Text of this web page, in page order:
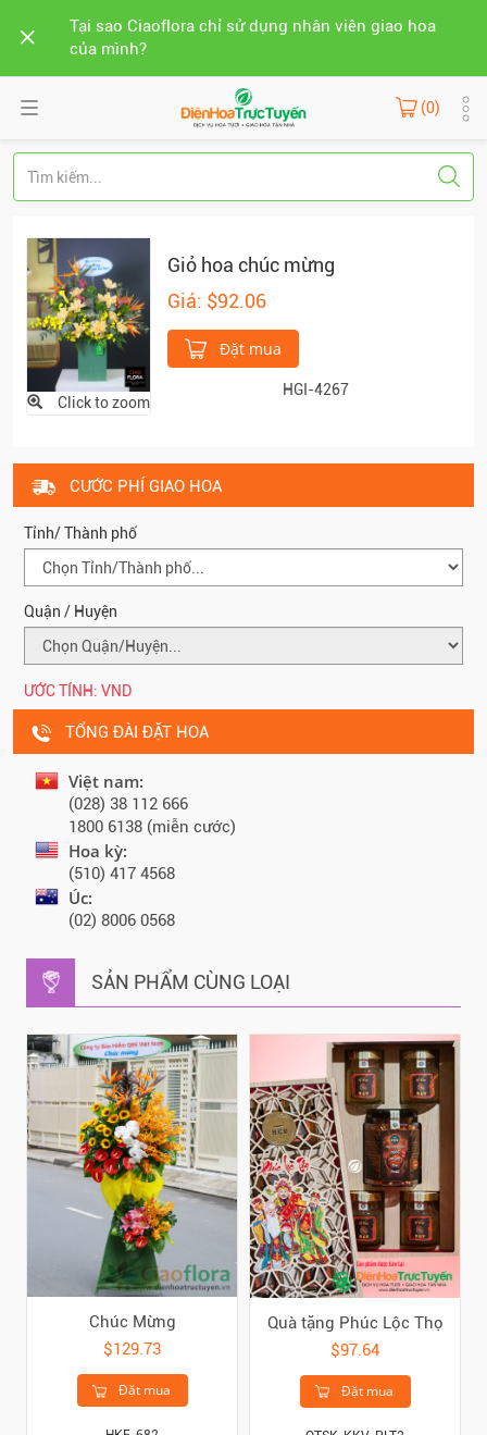
Tại sao Ciaoflora chỉ sử dụng nhân viên giao hoa
của mình?
(0)
Click to zoom
Giỏ hoa chúc mừng
Giá: $92.06
Đặt mua
HGI-4267
CƯỚC PHÍ GIAO HOA
Tỉnh/ Thành phố
Quận / Huyện
ƯỚC TÍNH: VND
TỔNG ĐÀI ĐẶT HOA
Việt nam:
(028) 38 112 666
1800 6138 (miễn cước)
Hoa kỳ:
(510) 417 4568
Úc:
(02) 8006 0568
SẢN PHẨM CÙNG LOẠI
Chúc Mừng
$129.73
Đặt mua
Quà tặng Phúc Lộc Thọ
$97.64
Đặt mua